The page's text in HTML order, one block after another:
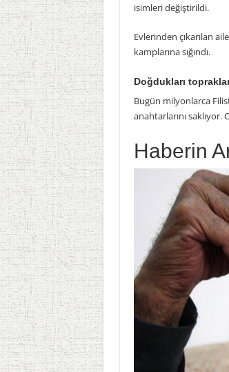
isimleri değiştirildi.
Evlerinden çıkarılan
kamplarına sığındı.
Doğdukları
Bugün milyonlarca
anahtarlarını
Haberin